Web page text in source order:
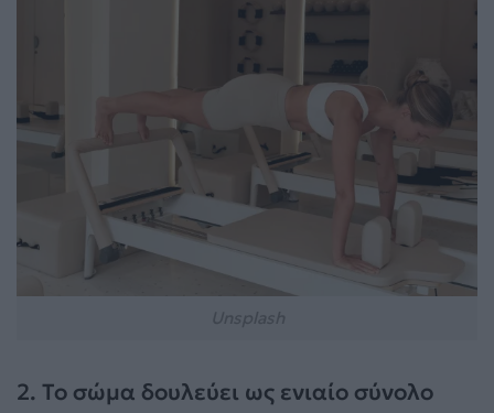
2. Το σώμα δουλεύει ως ενιαίο σύνολο